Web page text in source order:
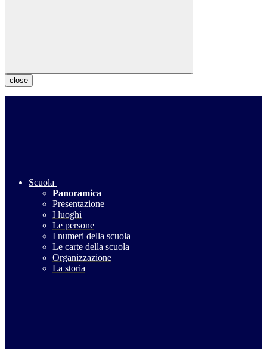
close
Scuola
Panoramica
Presentazione
I luoghi
Le persone
I numeri della scuola
Le carte della scuola
Organizzazione
La storia